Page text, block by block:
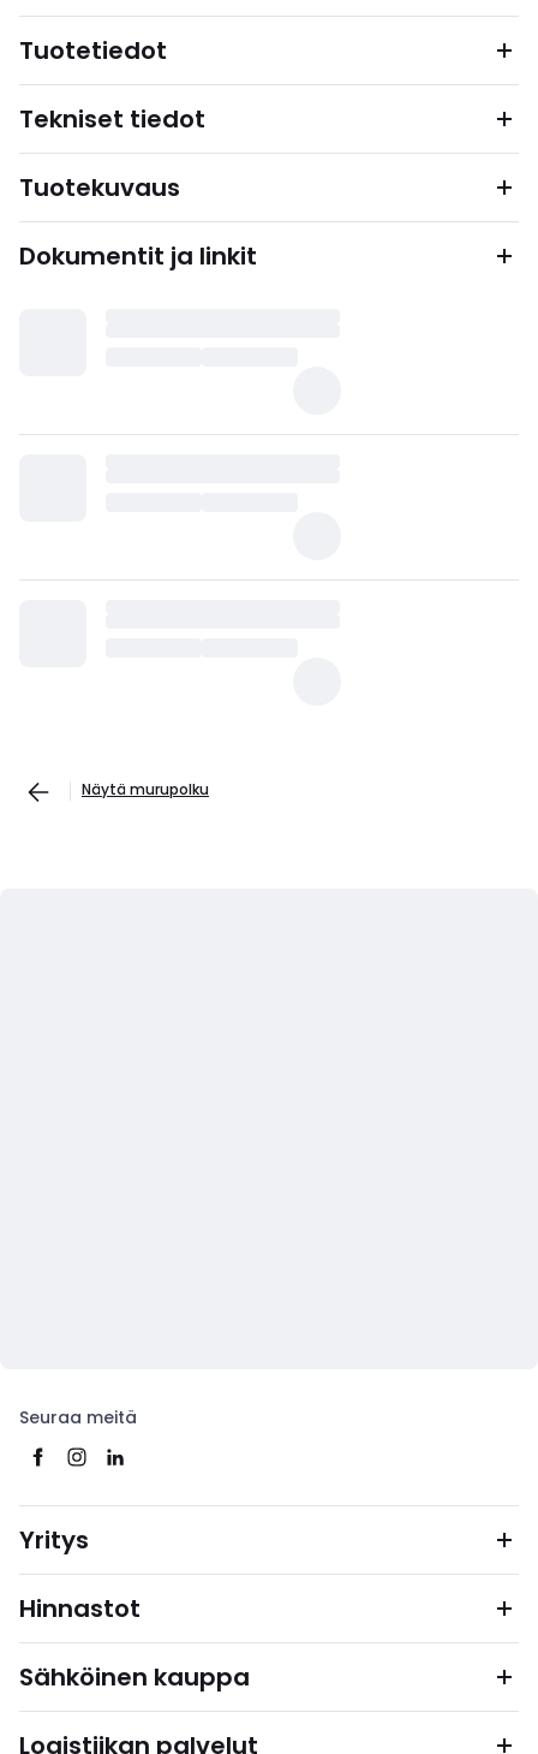
Tuotetiedot
Tekniset tiedot
Tuotekuvaus
Dokumentit ja linkit
Näytä murupolku
Seuraa meitä
Yritys
Hinnastot
Sähköinen kauppa
Logistiikan palvelut